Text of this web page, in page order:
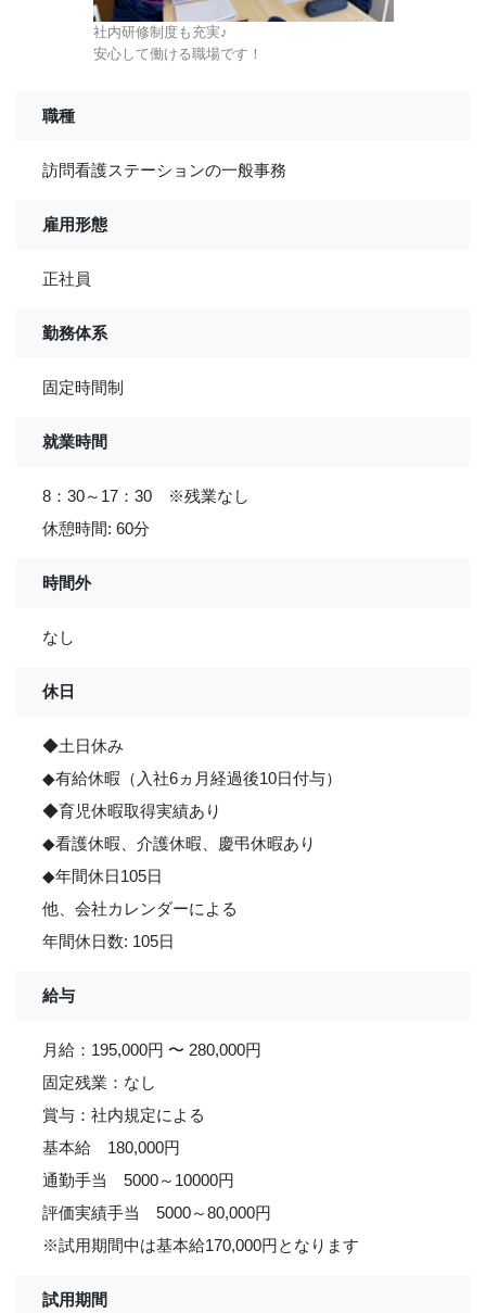
社内研修制度も充実♪
安心して働ける職場です！
職種
訪問看護ステーションの一般事務
雇用形態
正社員
勤務体系
固定時間制
就業時間
8：30～17：30 ※残業なし
休憩時間: 60分
時間外
なし
休日
◆土日休み
◆有給休暇（入社6ヵ月経過後10日付与）
◆育児休暇取得実績あり
◆看護休暇、介護休暇、慶弔休暇あり
◆年間休日105日
他、会社カレンダーによる
年間休日数: 105日
給与
月給：195,000円 〜 280,000円
固定残業：なし
賞与：社内規定による
基本給 180,000円
通勤手当 5000～10000円
評価実績手当 5000～80,000円
※試用期間中は基本給170,000円となります
試用期間